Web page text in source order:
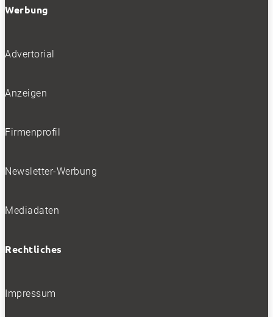
Werbung
Advertorial
Anzeigen
Firmenprofil
Newsletter-Werbung
Mediadaten
Rechtliches
Impressum